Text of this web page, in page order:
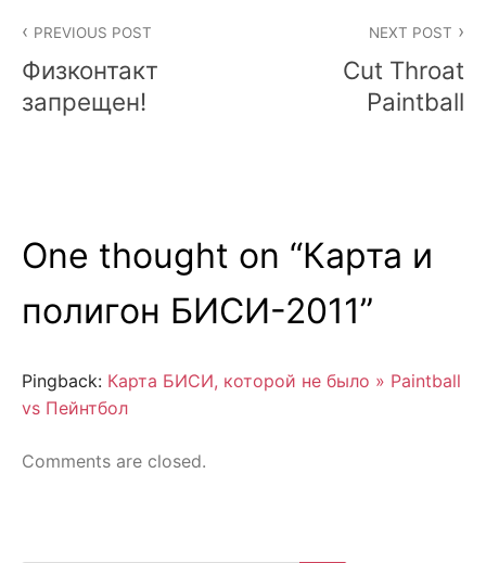
navigation
PREVIOUS POST
Физконтакт
запрещен!
NEXT POST
Cut Throat
Paintball
One thought on “Карта и
полигон БИСИ-2011”
Pingback: Карта БИСИ, которой не было » Paintball
vs Пейнтбол
Comments are closed.